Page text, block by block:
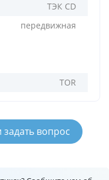
ТЭК CD
передвижная
TOR
вопрос